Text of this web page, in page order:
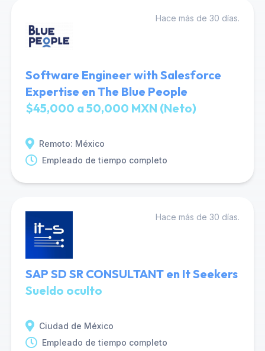
Hace más de 30 días.
Software Engineer with Salesforce
Expertise en The Blue People
$45,000 a 50,000 MXN (Neto)
Remoto: México
Empleado de tiempo completo
Hace más de 30 días.
SAP SD SR CONSULTANT en It Seekers
Sueldo oculto
Ciudad de México
Empleado de tiempo completo